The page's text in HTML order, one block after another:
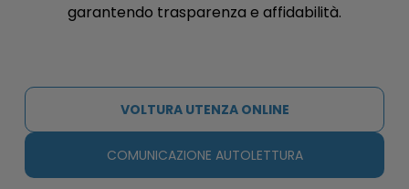
garantendo trasparenza e affidabilità.
VOLTURA UTENZA ONLINE
COMUNICAZIONE AUTOLETTURA